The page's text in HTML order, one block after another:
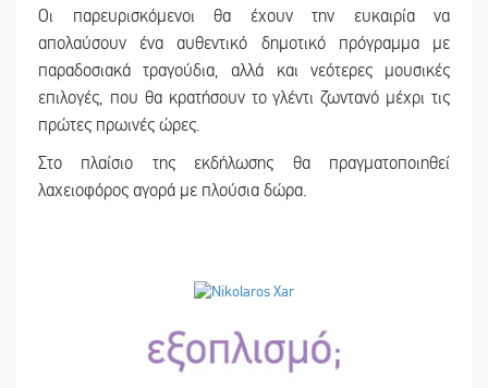
Οι παρευρισκόμενοι θα έχουν την ευκαιρία να
απολαύσουν ένα αυθεντικό δημοτικό πρόγραμμα με
παραδοσιακά τραγούδια, αλλά και νεότερες μουσικές
επιλογές, που θα κρατήσουν το γλέντι ζωντανό μέχρι τις
πρώτες πρωινές ώρες.
Στο πλαίσιο της εκδήλωσης θα πραγματοποιηθεί
λαχειοφόρος αγορά με πλούσια δώρα.